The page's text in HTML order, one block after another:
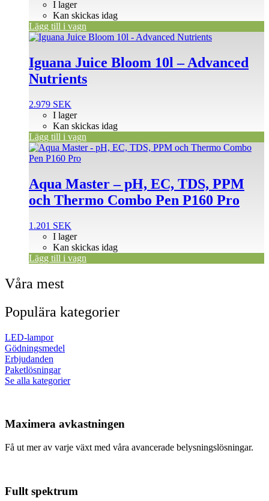
I lager
Kan skickas idag
Lägg till i vagn
Iguana Juice Bloom 10l – Advanced
Nutrients
2.979 SEK
I lager
Kan skickas idag
Lägg till i vagn
Aqua Master – pH, EC, TDS, PPM
och Thermo Combo Pen P160 Pro
1.201 SEK
I lager
Kan skickas idag
Lägg till i vagn
Våra mest
Populära kategorier
LED-lampor
Gödningsmedel
Erbjudanden
Paketlösningar
Se alla kategorier
Maximera avkastningen
Få ut mer av varje växt med våra avancerade belysningslösningar.
Fullt spektrum